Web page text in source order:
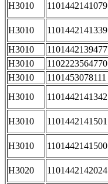
H3010
1101442141079
H3010 1101442141339
H3010
1101442139477
H3010
1102223564770
H3010
1101453078111
H3010
1101442141342
H3010 1101442141501
H3010 1101442141500
H3020 1101442142024